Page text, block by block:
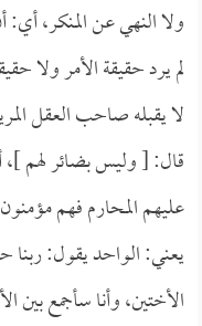
ولا النهي عن المنكر، أي:
لم يرد حقيقة الأمر ولا
لا يقبله صاحب العقل
قال: [ وليس بضائر لهم
عليهم المحارم فهم
يعني: الواحد يقول: ربنا
الأختين، وأنا سأجمع بين